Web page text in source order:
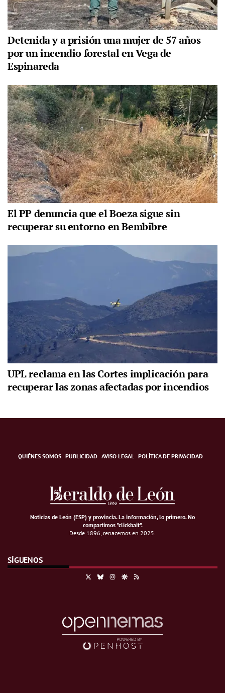
Detenida y a prisión una mujer de 57 años
por un incendio forestal en Vega de
Espinareda
El PP denuncia que el Boeza sigue sin
recuperar su entorno en Bembibre
UPL reclama en las Cortes implicación para
recuperar las zonas afectadas por incendios
QUIÉNES SOMOS PUBLICIDAD AVISO LEGAL POLÍTICA DE PRIVACIDAD
Noticias de León (ESP) y provincia. La información, lo primero.No
compartimos "clickbait".
Desde 1896, renacemos en 2025.
SÍGUENOS
BlueskyInstagramGoogle Discover